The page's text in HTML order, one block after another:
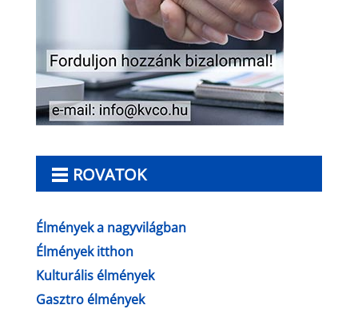
ROVATOK
Élmények a nagyvilágban
Élmények itthon
Kulturális élmények
Gasztro élmények